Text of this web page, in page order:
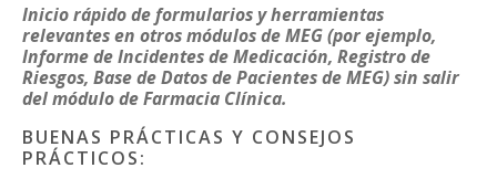
Inicio rápido de formularios y herramientas
relevantes en otros módulos de MEG (por ejemplo,
Informe de Incidentes de Medicación, Registro de
Riesgos, Base de Datos de Pacientes de MEG) sin salir
del módulo de Farmacia Clínica.
BUENAS PRÁCTICAS Y CONSEJOS
PRÁCTICOS: